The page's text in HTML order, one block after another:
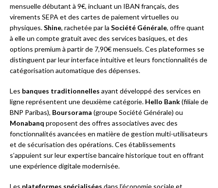
mensuelle débutant à 9€, incluant un IBAN français, des
virements SEPA et des cartes de paiement virtuelles ou
physiques.Shine, rachetée par la Société Générale, offre quant
à elle un compte gratuit avec des services basiques, et des
options premium à partir de 7,90€ mensuels. Ces plateformes se
distinguent par leur interface intuitive et leurs fonctionnalités de
catégorisation automatique des dépenses.
Les banques traditionnelles ayant développé des services en
ligne représentent une deuxième catégorie. Hello Bank(filiale de
BNP Paribas), Boursorama (groupe Société Générale) ou
Monabanq proposent des offres associatives avec des
fonctionnalités avancées en matière de gestion multi-utilisateurs
et de sécurisation des opérations. Ces établissements
s’appuient sur leur expertise bancaire historique tout en offrant
une expérience digitale modernisée.
Les plateformes spécialisées dans l’économie sociale et